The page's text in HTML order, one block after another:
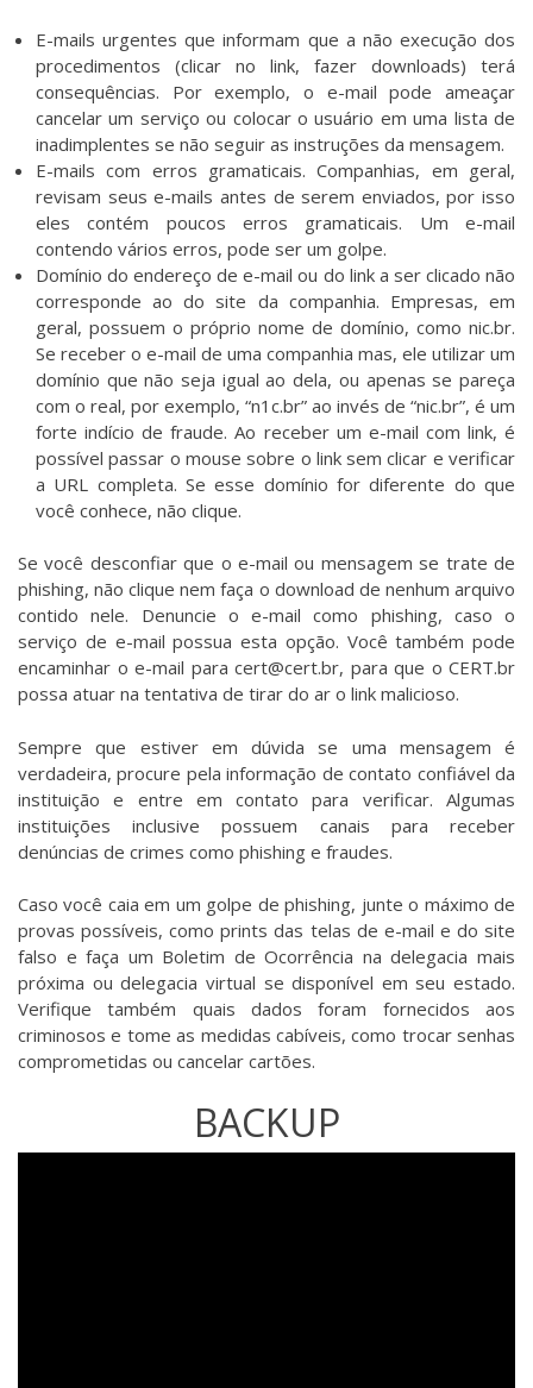
E-mails urgentes que informam que a não execução dos
procedimentos (clicar no link, fazer downloads) terá
consequências. Por exemplo, o e-mail pode ameaçar
cancelar um serviço ou colocar o usuário em uma lista de
inadimplentes se não seguir as instruções da mensagem.
E-mails com erros gramaticais. Companhias, em geral,
revisam seus e-mails antes de serem enviados, por isso
eles contém poucos erros gramaticais. Um e-mail
contendo vários erros, pode ser um golpe.
Domínio do endereço de e-mail ou do link a ser clicado não
corresponde ao do site da companhia. Empresas, em
geral, possuem o próprio nome de domínio, como nic.br.
Se receber o e-mail de uma companhia mas, ele utilizar um
domínio que não seja igual ao dela, ou apenas se pareça
com o real, por exemplo, “n1c.br” ao invés de “nic.br”, é um
forte indício de fraude. Ao receber um e-mail com link, é
possível passar o mouse sobre o link sem clicar e verificar
a URL completa. Se esse domínio for diferente do que
você conhece, não clique.
Se você desconfiar que o e-mail ou mensagem se trate de
phishing, não clique nem faça o download de nenhum arquivo
contido nele. Denuncie o e-mail como phishing, caso o
serviço de e-mail possua esta opção. Você também pode
encaminhar o e-mail para cert@cert.br, para que o CERT.br
possa atuar na tentativa de tirar do ar o link malicioso.
Sempre que estiver em dúvida se uma mensagem é
verdadeira, procure pela informação de contato confiável da
instituição e entre em contato para verificar. Algumas
instituições inclusive possuem canais para receber
denúncias de crimes como phishing e fraudes.
Caso você caia em um golpe de phishing, junte o máximo de
provas possíveis, como prints das telas de e-mail e do site
falso e faça um Boletim de Ocorrência na delegacia mais
próxima ou delegacia virtual se disponível em seu estado.
Verifique também quais dados foram fornecidos aos
criminosos e tome as medidas cabíveis, como trocar senhas
comprometidas ou cancelar cartões.
BACKUP